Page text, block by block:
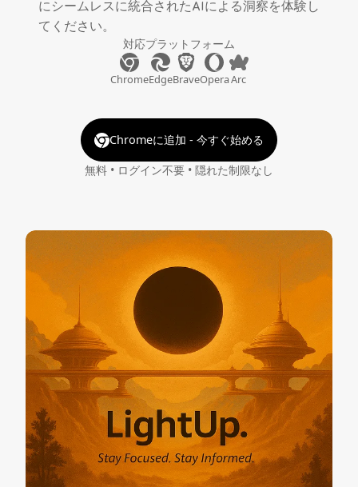
にシームレスに統合されたAIによる洞察を体験し
てください。
対応プラットフォーム
ChromeEdgeBraveOperaArc
Chromeに追加 - 今すぐ始める
無料 • ログイン不要 • 隠れた制限なし